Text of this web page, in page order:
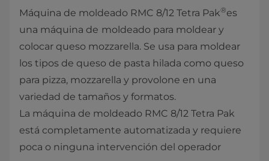
Máquina de moldeado RMC 8/12 Tetra Pak®es
una máquina de moldeado para moldear y
colocar queso mozzarella. Se usa para moldear
los tipos de queso de pasta hilada como queso
para pizza, mozzarella y provolone en una
variedad de tamaños y formatos.
La máquina de moldeado RMC 8/12 Tetra Pak
está completamente automatizada y requiere
poca o ninguna intervención del operador